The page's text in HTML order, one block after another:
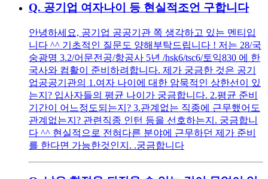
Q. 공기업 여자나이 등 현실적조언 구합니다
안녕하세요, 공기업 공공기관 쪽 생각하고 있는 멘티입
니다 ^^ 기초적인 질문도 양해부탁드립니다 ! 저는 28/국
숭광명 3.2/어문전공/항공사 5년 /hsk6/tsc6/토익830 에 한
국사와 컴활이 준비하려합니다. 제가 궁금한 것은 공기
업공공기관의 1.여자 나이에 대한 암묵적인 상한선이 있
는지? 입사자들의 평균 나이가 궁금합니다. 2.평균 준비
기간이 어느정도되는지? 3.관계없는 직종에 근무했어도
관계없는지? 관련직종 인턴 등을 선호하는지. 궁금합니
다 ^^ 현실적으로 전혀다른 분야에 근무하던 제가 준비
를 한다면 가능한것인지. .궁금합니다